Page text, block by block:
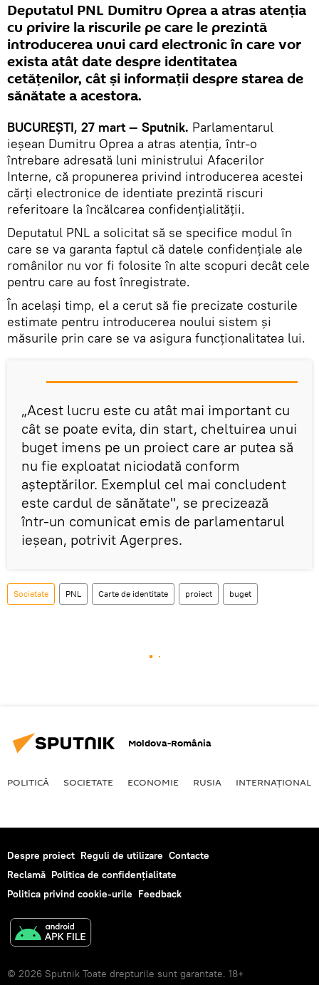
Deputatul PNL Dumitru Oprea a atras atenţia
cu privire la riscurile pe care le prezintă
introducerea unui card electronic în care vor
exista atât date despre identitatea
cetățenilor, cât și informaţii despre starea de
sănătate a acestora.
BUCUREŞTI, 27 mart — Sputnik. Parlamentarul
ieşean Dumitru Oprea a atras atenţia, într-o
întrebare adresată luni ministrului Afacerilor
Interne, că propunerea privind introducerea acestei
cărţi electronice de identiate prezintă riscuri
referitoare la încălcarea confidențialităţii.
Deputatul PNL a solicitat să se specifice modul în
care se va garanta faptul că datele confidențiale ale
românilor nu vor fi folosite în alte scopuri decât cele
pentru care au fost înregistrate.
În acelaşi timp, el a cerut să fie precizate costurile
estimate pentru introducerea noului sistem și
măsurile prin care se va asigura funcționalitatea lui.
„Acest lucru este cu atât mai important cu
cât se poate evita, din start, cheltuirea unui
buget imens pe un proiect care ar putea să
nu fie exploatat niciodată conform
așteptărilor. Exemplul cel mai concludent
este cardul de sănătate", se precizează
într-un comunicat emis de parlamentarul
ieşean, potrivit Agerpres.
Societate PNL Carte de identitate proiect buget
Moldova-România
POLITICĂ SOCIETATE ECONOMIE RUSIA INTERNAŢIONAL
Despre proiect Reguli de utilizare Contacte
Reclamă Politica de confidențialitate
Politica privind cookie-urile Feedback
© 2026 Sputnik Toate drepturile sunt garantate. 18+